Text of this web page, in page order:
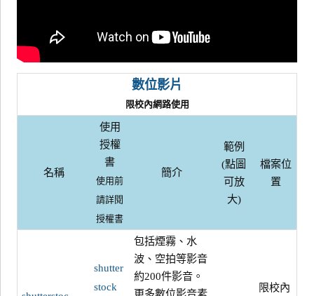
數位影片
限校內網路使用
名稱
使用
授權
書
使用前
請詳閱
授權書
簡介
範例
(點圖
可放
大)
檔案位
置
shutter
stock
包括煙霧、水
波、空拍等影音
約200件影音。
限校內